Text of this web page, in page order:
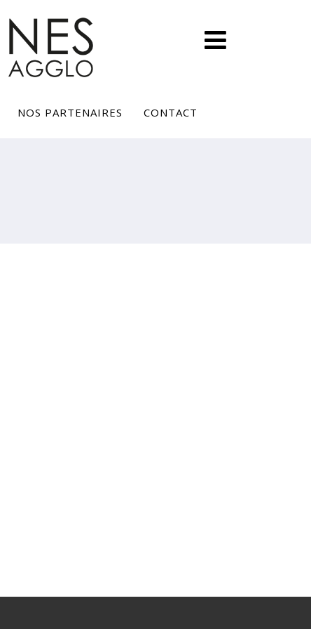
NOS PARTENAIRES CONTACT